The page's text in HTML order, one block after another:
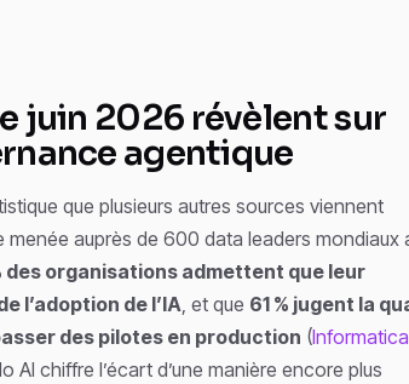
juin 2026 révèlent sur
agentique
que plusieurs autres sources viennent
auprès de 600 data leaders mondiaux
des organisations admettent que leur
l’adoption de l’IA, et que 61 % jugent la
des pilotes en production (
AI chiffre l’écart d’une manière encore plus